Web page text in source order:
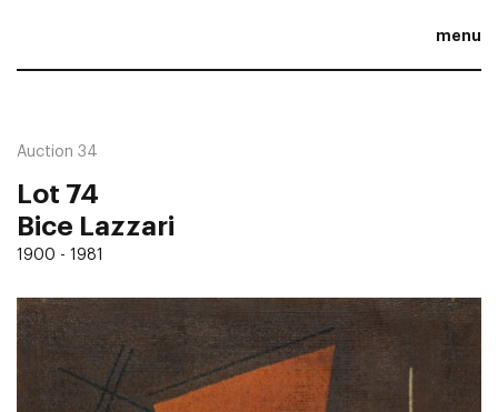
menu
Auction 34
Lot 74
Bice Lazzari
1900 - 1981